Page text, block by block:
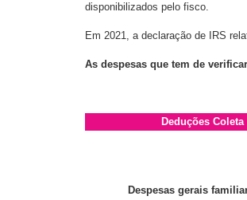
disponibilizados pelo fisco.
Em 2021, a declaração de IRS
As despesas que tem de
Deduções Coleta
Despesas gerais